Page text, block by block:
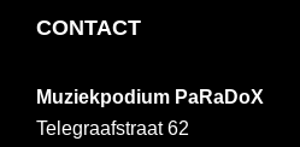
FOOTER
CONTACT
Muziekpodium PaRaDoX
Telegraafstraat 62